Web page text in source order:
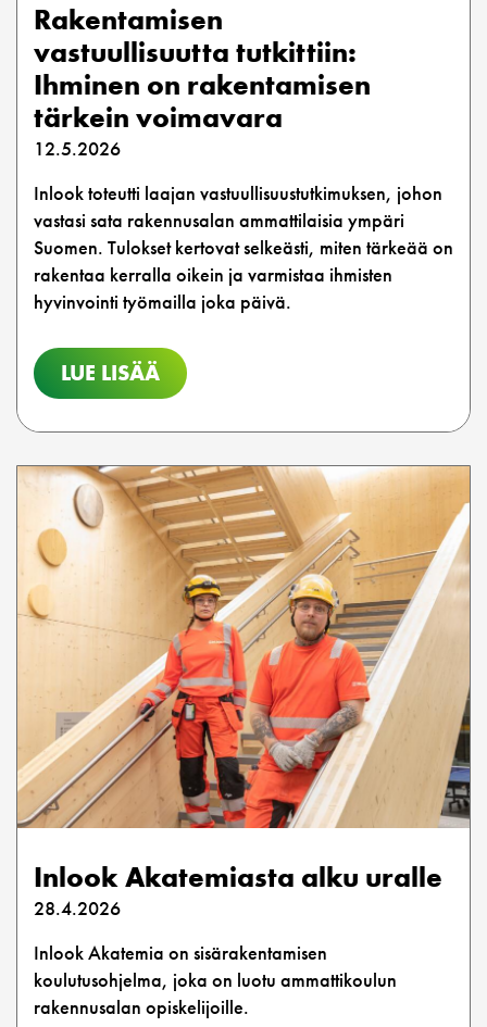
Rakentamisen
vastuullisuutta tutkittiin:
Ihminen on rakentamisen
tärkein voimavara
12.5.2026
Inlook toteutti laajan vastuullisuustutkimuksen, johon
vastasi sata rakennusalan ammattilaisia ympäri
Suomen. Tulokset kertovat selkeästi, miten tärkeää on
rakentaa kerralla oikein ja varmistaa ihmisten
hyvinvointi työmailla joka päivä.
LUE LISÄÄ
Inlook Akatemiasta alku uralle
28.4.2026
Inlook Akatemia on sisärakentamisen
koulutusohjelma, joka on luotu ammattikoulun
rakennusalan opiskelijoille.